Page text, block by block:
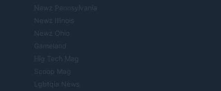
Newz Pennsylvania
Newz Illinois
Newz Ohio
Gameland
Hig Tech Mag
Scoop Mag
Lgbtqia News